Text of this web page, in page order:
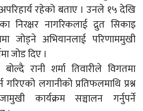
रहेको बताए । उनले १५ देखि
निरक्षर नागरिकलाई द्रुत सिकाइ
जोड्ने अभियानलाई परिणाममुखी
जोड दिए ।
बोल्दै रानी शर्मा तिवारीले विगतमा
गरिएको लगानीको प्रतिफलमाथि प्रश्न
कार्यक्रम सञ्चालन गर्नुपर्ने